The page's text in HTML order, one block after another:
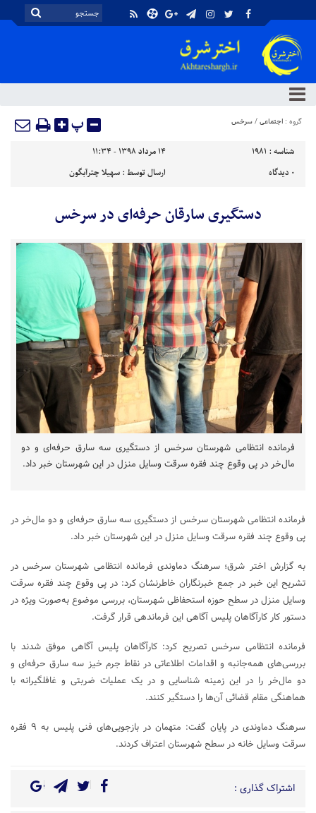
گروه : اجتماعی/سرخس پ
شناسه : 1981
۱۴ مرداد ۱۳۹۸ - ۱۱:۳۴
۰ دیدگاه ارسال توسط :سهیلا چترآبگون
دستگیری سارقان حرفه‌ای در سرخس
فرمانده انتظامی شهرستان سرخس از دستگیری سه سارق حرفه‌ای و دو
مال‌خر در پی وقوع چند فقره سرقت وسایل منزل در این شهرستان خبر داد.
فرمانده انتظامی شهرستان سرخس از دستگیری سه سارق حرفه‌ای و دو مال‌خر در
پی وقوع چند فقره سرقت وسایل منزل در این شهرستان خبر داد.
به گزارش اختر شرق؛ سرهنگ دماوندی فرمانده انتظامی شهرستان سرخس در
تشریح این خبر در جمع خبرنگاران خاطرنشان کرد: در پی وقوع چند فقره سرقت
وسایل منزل در سطح حوزه استحفاظی شهرستان، بررسی موضوع به‌صورت ویژه در
دستور کار کارآگاهان پلیس آگاهی این فرماندهی قرار گرفت.
فرمانده انتظامی سرخس تصریح کرد: کارآگاهان پلیس آگاهی موفق شدند با
بررسی‌های همه‌جانبه و اقدامات اطلاعاتی در نقاط جرم خیز سه سارق حرفه‌ای و
دو مال‌خر را در این زمینه شناسایی و در یک عملیات ضربتی و غافلگیرانه با
هماهنگی مقام قضائی آن‌ها را دستگیر کنند.
سرهنگ دماوندی در پایان گفت: متهمان در بازجویی‌های فنی پلیس به ۹ فقره
سرقت وسایل خانه در سطح شهرستان اعتراف کردند.
اشتراک گذاری :